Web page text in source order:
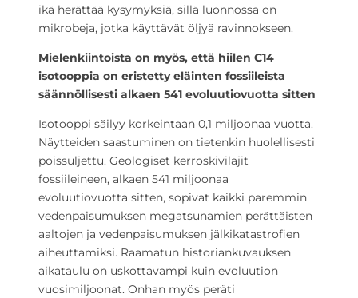
ikä herättää kysymyksiä, sillä luonnossa on
mikrobeja, jotka käyttävät öljyä ravinnokseen.
Mielenkiintoista on myös, että hiilen C14
isotooppia on eristetty eläinten fossiileista
säännöllisesti alkaen 541 evoluutiovuotta sitten
Isotooppi säilyy korkeintaan 0,1 miljoonaa vuotta.
Näytteiden saastuminen on tietenkin huolellisesti
poissuljettu. Geologiset kerroskivilajit
fossiileineen, alkaen 541 miljoonaa
evoluutiovuotta sitten, sopivat kaikki paremmin
vedenpaisumuksen megatsunamien perättäisten
aaltojen ja vedenpaisumuksen jälkikatastrofien
aiheuttamiksi. Raamatun historiankuvauksen
aikataulu on uskottavampi kuin evoluution
vuosimiljoonat. Onhan myös peräti